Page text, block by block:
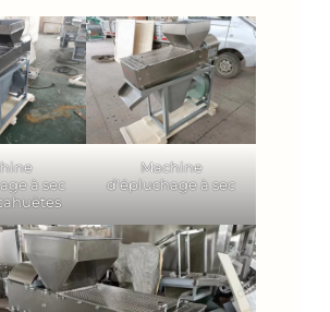
à sec
Machine
d'épluchage à sec